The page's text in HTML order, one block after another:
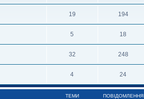
19 194
5 18
32 248
4 24
ТЕМИ ПОВІДОМЛЕННЯ